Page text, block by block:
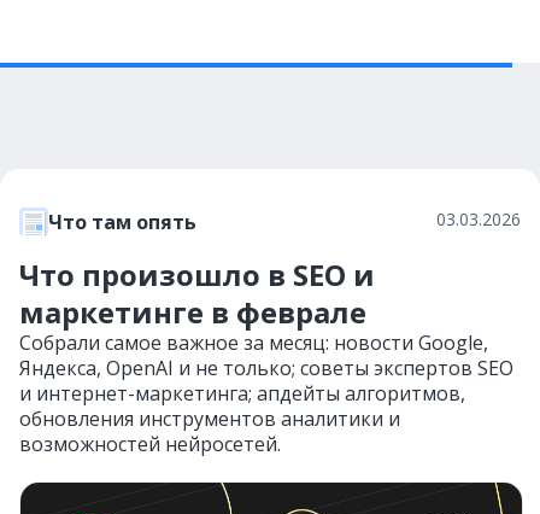
Что там опять 03.03.2026
Что произошло в SEO и
маркетинге в феврале
Собрали самое важное за месяц: новости Google,
Яндекса, OpenAI и не только; советы экспертов SEO
и интернет-маркетинга; апдейты алгоритмов,
обновления инструментов аналитики и
возможностей нейросетей.